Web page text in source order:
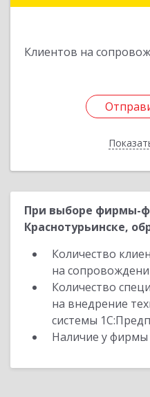
Клиентов на
При выборе фирмы-
Краснотурьинске,
Количество
на
Количество
на внедрение
системы
Наличие у фирмы